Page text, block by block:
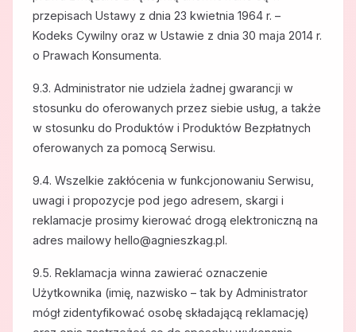
przepisach Ustawy z dnia 23 kwietnia 1964 r. –
Kodeks Cywilny oraz w Ustawie z dnia 30 maja 2014 r.
o Prawach Konsumenta.
9.3. Administrator nie udziela żadnej gwarancji w
stosunku do oferowanych przez siebie usług, a także
w stosunku do Produktów i Produktów Bezpłatnych
oferowanych za pomocą Serwisu.
9.4. Wszelkie zakłócenia w funkcjonowaniu Serwisu,
uwagi i propozycje pod jego adresem, skargi i
reklamacje prosimy kierować drogą elektroniczną na
adres mailowy hello@agnieszkag.pl.
9.5. Reklamacja winna zawierać oznaczenie
Użytkownika (imię, nazwisko – tak by Administrator
mógł zidentyfikować osobę składającą reklamację)